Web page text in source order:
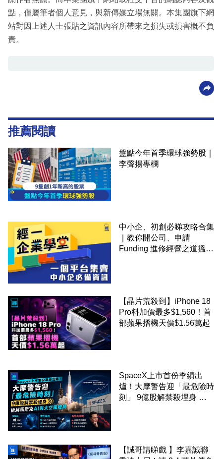
點，僅屬筆者個人意見，與新傳媒立場無關。本集團旗下網
站對因上述人士張貼之資訊內容所帶來之損失或損害概不負
責。
推薦閱讀
盤點今年首季環球強勢股｜
李聲揚專欄
中小企、初創必睇攻略合集
｜教你開公司、申請
Funding 進修經營之道搵大
【晶片荒殺到】iPhone 18
Pro料加價最多$1,560！首
部蘋果摺機天價$1.56萬起
SpaceX上市首份季績出
爐！大摩警告迎「最危險時
刻」 9億股解禁殺埋身 拆
【誠哥請睇戲 】李嘉誠聯